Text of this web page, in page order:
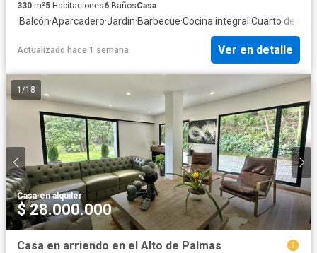
330 m²5 Habitaciones6 BañosCasa
·Balcón·Aparcadero·Jardín·Barbecue·Cocina integral ·Cuarto de
Actualizado hace 1 semana Ver en detalle
1 /18
Casa·en alquiler
$ 28.000.000
Casa en arriendo en el Alto de Palmas